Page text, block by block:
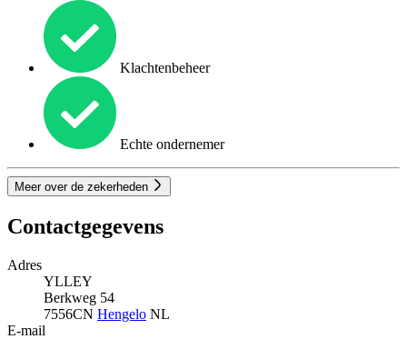
Klachtenbeheer
Echte ondernemer
Meer over de zekerheden
Contactgegevens
Adres
YLLEY
Berkweg 54
7556CN Hengelo NL
E-mail